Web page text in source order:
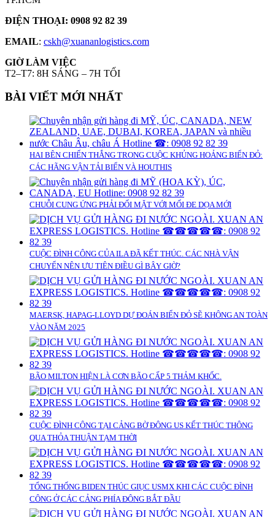
ĐIỆN THOẠI: 0908 92 82 39
EMAIL: cskh@xuananlogistics.com
GIỜ LÀM VIỆC
T2–T7: 8H SÁNG – 7H TỐI
BÀI VIẾT MỚI NHẤT
HAI BÊN CHIẾN THẮNG TRONG CUỘC KHỦNG HOẢNG BIỂN ĐỎ:
CÁC HÃNG VẬN TẢI BIỂN VÀ HOUTHIS
CHUỖI CUNG ỨNG PHẢI ĐỐI MẶT VỚI MỐI ĐE DỌA MỚI
CUỘC ĐÌNH CÔNG CỦA ILA ĐÃ KẾT THÚC. CÁC NHÀ VẬN
CHUYỂN NÊN ƯU TIÊN ĐIỀU GÌ BÂY GIỜ?
MAERSK, HAPAG-LLOYD DỰ ĐOÁN BIỂN ĐỎ SẼ KHÔNG AN TOÀN
VÀO NĂM 2025
BÃO MILTON HIỆN LÀ CƠN BÃO CẤP 5 THẢM KHỐC.
CUỘC ĐÌNH CÔNG TẠI CẢNG BỜ ĐÔNG US KẾT THÚC THÔNG
QUA THỎA THUẬN TẠM THỜI
TỔNG THỐNG BIDEN THÚC GIỤC USMX KHI CÁC CUỘC ĐÌNH
CÔNG Ở CÁC CẢNG PHÍA ĐÔNG BẮT ĐẦU